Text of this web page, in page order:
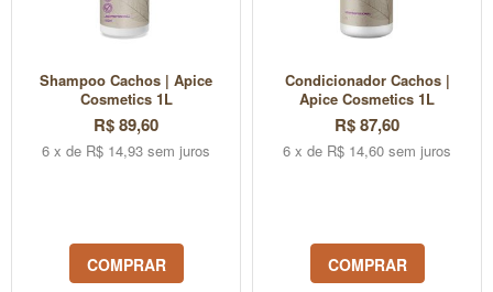
Shampoo Cachos | Apice
Cosmetics 1L
R$ 89,60
6 x de R$ 14,93 sem juros
COMPRAR
Condicionador Cachos |
Apice Cosmetics 1L
R$ 87,60
6 x de R$ 14,60 sem juros
COMPRAR